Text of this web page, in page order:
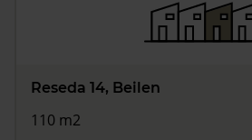
Reseda 14, Beilen
110 m2